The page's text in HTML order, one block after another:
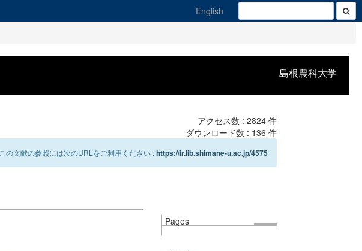
English
島根農科大学
アクセス数 : 2824件
ダウンロード数 : 136 件
この文献の参照には次のURLをご利用ください :https://ir.lib.shimane-u.ac.jp/4575
Pages